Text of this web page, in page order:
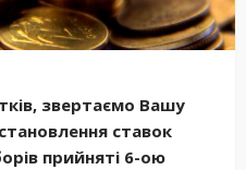
звертаємо Вашу
ставок
прийняті 6-ою